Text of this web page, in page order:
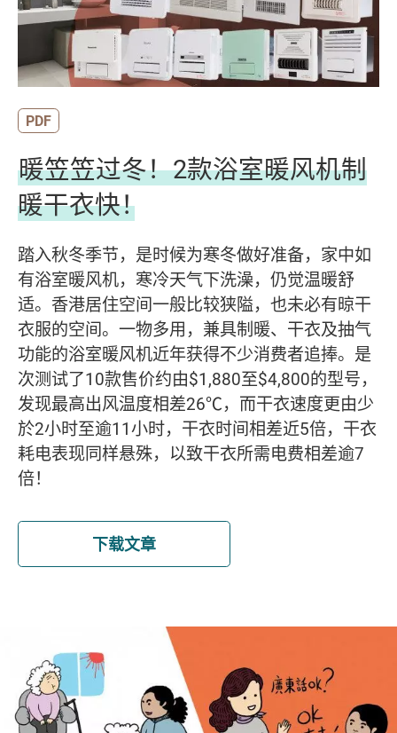
PDF
暖笠笠过冬！2款浴室暖风机制
暖干衣快！
踏入秋冬季节，是时候为寒冬做好准备，家中如
有浴室暖风机，寒冷天气下洗澡，仍觉温暖舒
适。香港居住空间一般比较狭隘，也未必有晾干
衣服的空间。一物多用，兼具制暖、干衣及抽气
功能的浴室暖风机近年获得不少消费者追捧。是
次测试了10款售价约由$1,880至$4,800的型号，
发现最高出风温度相差26℃，而干衣速度更由少
於2小时至逾11小时，干衣时间相差近5倍，干衣
耗电表现同样悬殊，以致干衣所需电费相差逾7
倍！
下载文章